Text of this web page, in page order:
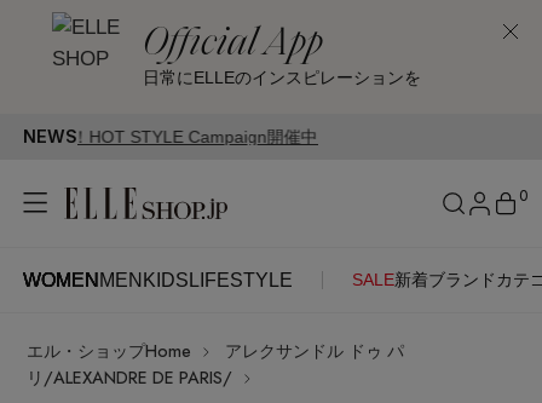
Official App
日常にELLEのインスピレーションを
NEWS
Campaign開催中
WOMEN MEN KIDS LIFESTYLE SALE新着ブランド カテ
0
WOMENMENKIDSLIFESTYLE
ITEMS ログイン
SEE RESULTS
エル・ショップHome
アレクサンドル ドゥ パ
リ/ALEXANDRE DE PARIS/